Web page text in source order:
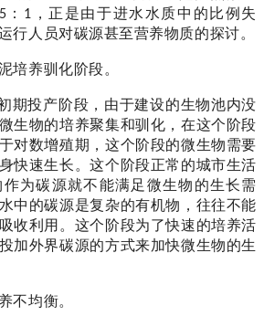
5 ： 1 ，正是由于进水水质中的比例失
行人员对碳源甚至营养物质的探讨。
培养驯化阶段。
期投产阶段，由于建设的生物池内没
生物的培养聚集和驯化，在这个阶段
对数增殖期，这个阶段的微生物需要
快速生长。这个阶段正常的城市生活
为碳源就不能满足微生物的生长需
中的碳源是复杂的有机物，往往不能
收利用。这个阶段为了快速的培养活
加外界碳源的方式来加快微生物的生
不均衡。